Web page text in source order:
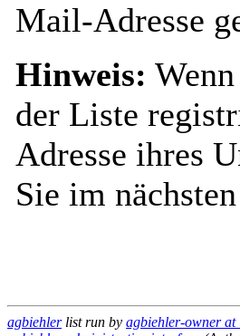
Mail-Adresse
Hinweis:
der Liste
Adresse ihres
Sie im
agbiehlerlist run by agbiehler-owner at